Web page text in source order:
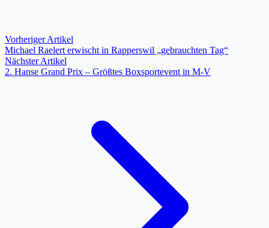
Vorheriger Artikel
Michael Raelert erwischt in Rapperswil „gebrauchten Tag“
Nächster Artikel
2. Hanse Grand Prix – Größtes Boxsportevent in M-V